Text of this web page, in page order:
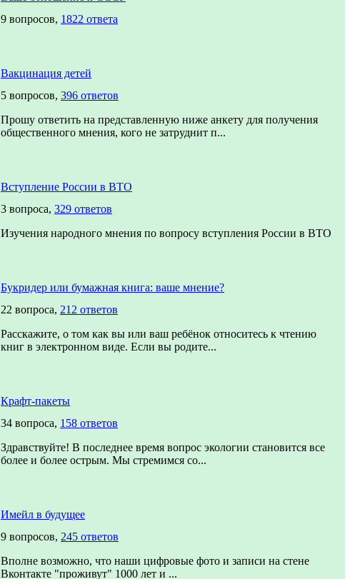
9 вопросов, 1822 ответа
Вакцинация детей
5 вопросов, 396 ответов
Прошу ответить на представленную ниже анкету для получения
общественного мнения, кого не затруднит п...
Вступление России в ВТО
3 вопроса, 329 ответов
Изучения народного мнения по вопросу вступления России в ВТО
Букридер или бумажная книга: ваше мнение?
22 вопроса, 212 ответов
Расскажите, о том как вы или ваш ребёнок относитесь к чтению
книг в электронном виде. Если вы родите...
Крафт-пакеты
34 вопроса, 158 ответов
Здравствуйте! В последнее время вопрос экологии становится все
более и более острым. Мы стремимся со...
Имейл в будущее
9 вопросов, 245 ответов
Вполне возможно, что наши цифровые фото и записи на стене
Вконтакте "проживут" 1000 лет и ...